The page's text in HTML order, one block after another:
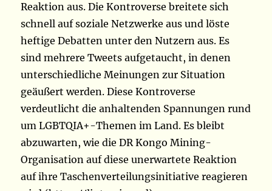
Reaktion aus. Die Kontroverse breitete sich
schnell auf soziale Netzwerke aus und löste
heftige Debatten unter den Nutzern aus. Es
sind mehrere Tweets aufgetaucht, in denen
unterschiedliche Meinungen zur Situation
geäußert werden. Diese Kontroverse
verdeutlicht die anhaltenden Spannungen rund
um LGBTQIA+-Themen im Land. Es bleibt
abzuwarten, wie die DR Kongo Mining-
Organisation auf diese unerwartete Reaktion
auf ihre Taschenverteilungsinitiative reagieren